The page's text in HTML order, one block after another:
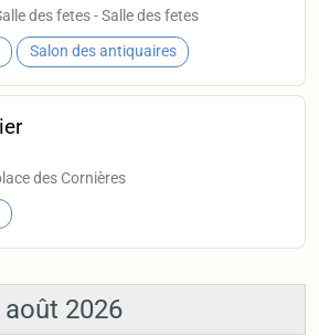
des fetes - Salle des fetes
Salon des antiquaires
des Cornières
août 2026